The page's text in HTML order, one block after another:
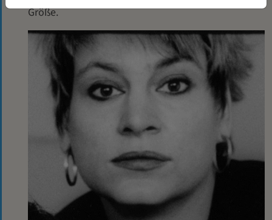
Größe.